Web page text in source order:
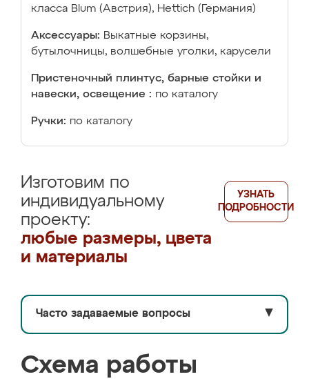
класса Blum (Австрия), Hettich (Германия)
Аксессуары: Выкатные корзины,
бутылочницы, волшебные уголки, карусели
Пристеночный плинтус, барные стойки и
навески, освещение : по каталогу
Ручки: по каталогу
Изготовим по
индивидуальному
проекту:
любые размеры, цвета
и материалы
УЗНАТЬ
ПОДРОБНОСТИ
Часто задаваемые вопросы ▼
Схема работы